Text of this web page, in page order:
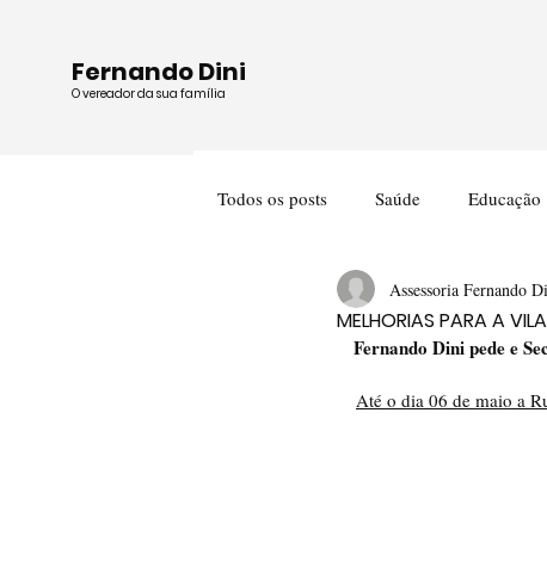
Fernando Dini
O vereador da sua família
Todos os posts Saúde Educação
Meio Ambiente
MELHORIAS PARA A
Assessoria Fernando
Fernando Dini pede e
Até o dia 06 de maio a